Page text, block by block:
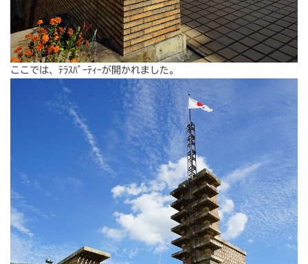
ここでは、ﾃﾗｽﾊﾟｰﾃｨｰが開かれました。